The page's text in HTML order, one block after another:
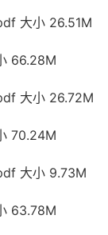
大小 26.51M
66.28M
大小 26.72M
70.24M
大小 9.73M
63.78M